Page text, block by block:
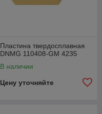
Пластина твердосплавная
DNMG 110408-GM 4235
В наличии
Цену уточняйте